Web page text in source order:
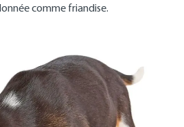
comme friandise.